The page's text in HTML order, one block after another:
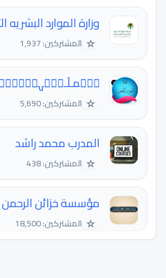
وزارة الموارد البشريه
☆ المشتركين: 1,937
مۣۗمـلَـكۣۗہهۣۗهۣۗہ
☆ المشتركين: 5,690
المدرب محمد راشد
☆ المشتركين: 438
مؤسسة خزائن الرحمن
☆ المشتركين: 18,500